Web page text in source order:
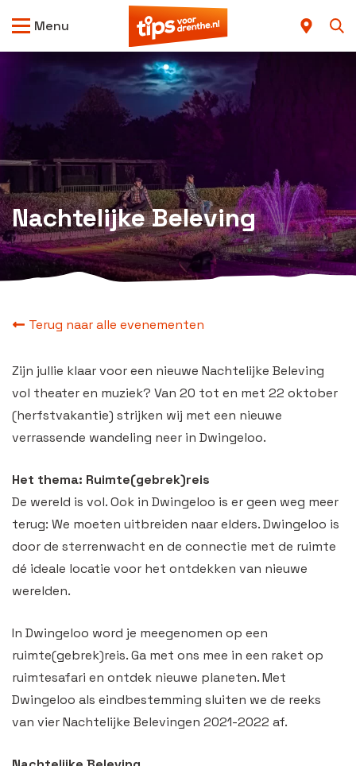
Menu
Nachtelijke Beleving
Terug naar alle evenementen
Zijn jullie klaar voor een nieuwe Nachtelijke Beleving
vol theater en muziek? Van 20 tot en met 22 oktober
(herfstvakantie) strijken wij met een nieuwe
verrassende wandeling neer in Dwingeloo.
Het thema: Ruimte(gebrek)reis
De wereld is vol. Ook in Dwingeloo is er geen weg meer
terug: We moeten uitbreiden naar elders. Dwingeloo is
door de sterrenwacht en de connectie met de ruimte
dé ideale locatie voor het ontdekken van nieuwe
werelden.
In Dwingeloo word je meegenomen op een
ruimte(gebrek)reis. Ga met ons mee in een raket op
ruimtesafari en ontdek nieuwe planeten. Met
Dwingeloo als eindbestemming sluiten we de reeks
van vier Nachtelijke Belevingen 2021-2022 af.